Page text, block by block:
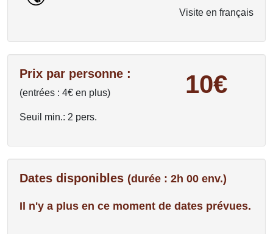
Visite en français
Prix par personne :
(entrées : 4€ en plus)
Seuil min.: 2 pers.
10€
Dates disponibles (durée : 2h 00 env.)
Il n'y a plus en ce moment de dates prévues.